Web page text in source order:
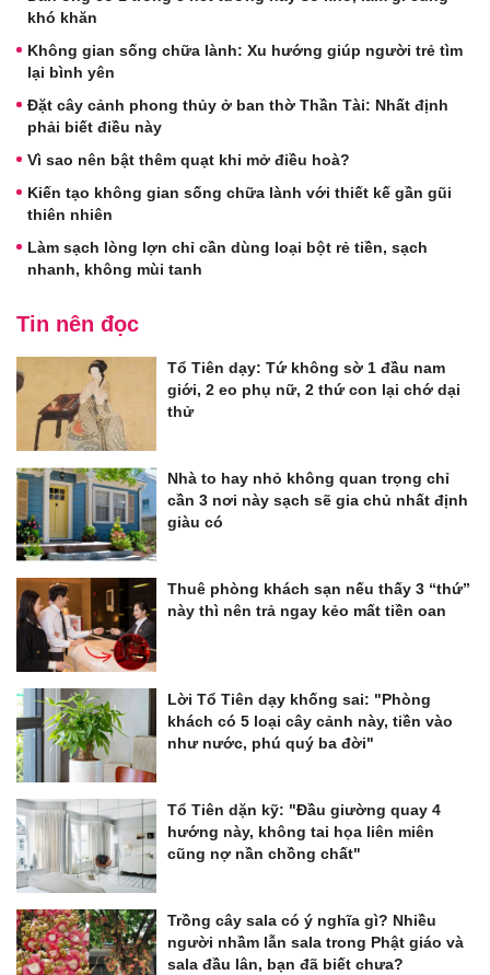
khó khăn
Không gian sống chữa lành: Xu hướng giúp người trẻ tìm
lại bình yên
Đặt cây cảnh phong thủy ở ban thờ Thần Tài: Nhất định
phải biết điều này
Vì sao nên bật thêm quạt khi mở điều hoà?
Kiến tạo không gian sống chữa lành với thiết kế gần gũi
thiên nhiên
Làm sạch lòng lợn chỉ cần dùng loại bột rẻ tiền, sạch
nhanh, không mùi tanh
Tin nên đọc
Tổ Tiên dạy: Tứ không sờ 1 đầu nam
giới, 2 eo phụ nữ, 2 thứ con lại chớ dại
thử
Nhà to hay nhỏ không quan trọng chỉ
cần 3 nơi này sạch sẽ gia chủ nhất định
giàu có
Thuê phòng khách sạn nếu thấy 3 “thứ”
này thì nên trả ngay kẻo mất tiền oan
Lời Tổ Tiên dạy khống sai: "Phòng
khách có 5 loại cây cảnh này, tiền vào
như nước, phú quý ba đời"
Tổ Tiên dặn kỹ: "Đầu giường quay 4
hướng này, không tai họa liên miên
cũng nợ nần chồng chất"
Trồng cây sala có ý nghĩa gì? Nhiều
người nhầm lẫn sala trong Phật giáo và
sala đầu lân, bạn đã biết chưa?